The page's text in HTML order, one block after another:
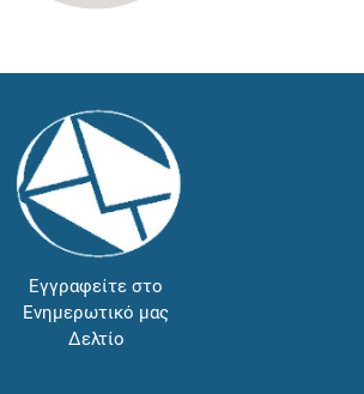
Εγγραφείτε στο
Ενημερωτικό μας
Δελτίο